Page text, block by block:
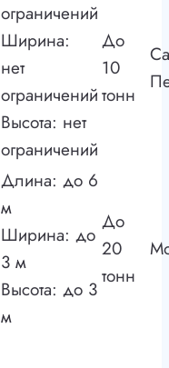
ограничений
Ширина:
нет
ограничений
Высота: нет
ограничений
До
10
тонн
Длина: до 6
м
Ширина: до
3 м
Высота: до 3
м
До
20
тонн